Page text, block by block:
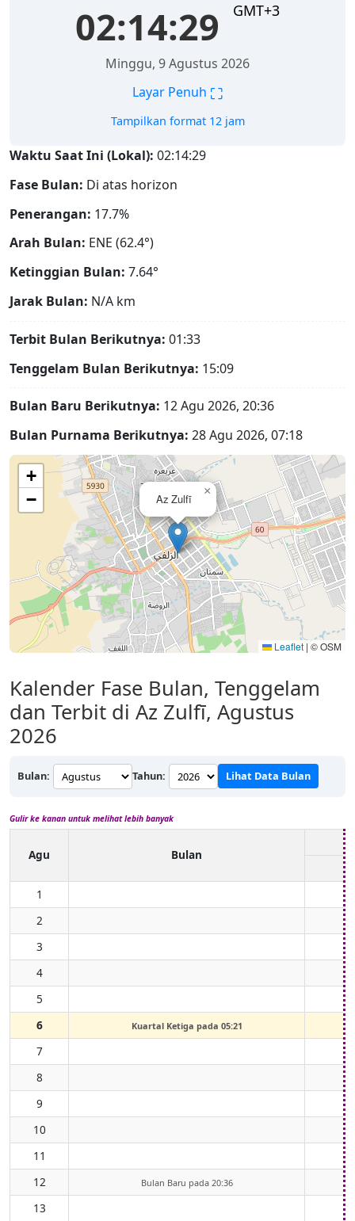
02:14:30 GMT+3
Minggu, 9 Agustus 2026
Layar Penuh ⛶
Tampilkan format 12 jam
Waktu Saat Ini (Lokal): 02:14:30
Fase Bulan: Di atas horizon
Penerangan: 17.7%
Arah Bulan: ENE (62.4°)
Ketinggian Bulan: 7.64°
Jarak Bulan: N/A km
Terbit Bulan Berikutnya: 01:33
Tenggelam Bulan Berikutnya: 15:09
Bulan Baru Berikutnya: 12 Agu 2026, 20:36
Bulan Purnama Berikutnya: 28 Agu 2026, 07:18
Az Zulfī
×
+
−
Leaflet | © OSM
Kalender Fase Bulan, Tenggelam
dan Terbit di Az Zulfī, Agustus
2026
Bulan: Tahun: Lihat Data Bulan
Gulir ke kanan untuk melihat lebih banyak
Agu Bulan
1
2
3
4
5
6
Kuartal Ketiga pada 05:21
7
8
9
10
11
12
Bulan Baru pada 20:36
13